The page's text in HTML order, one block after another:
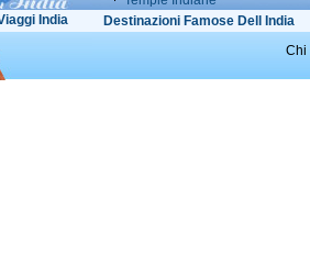
India
Destinazioni Famose Dell India
Chi